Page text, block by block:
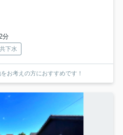
分
下水
お考えの方におすすめです！